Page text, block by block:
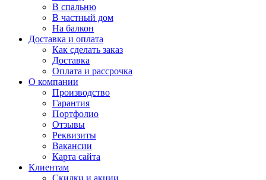
В спальню
В частный дом
На балкон
Доставка и оплата
Как сделать заказ
Доставка
Оплата и рассрочка
О компании
Производство
Гарантия
Портфолио
Отзывы
Реквизиты
Вакансии
Карта сайта
Клиентам
Скидки и акции